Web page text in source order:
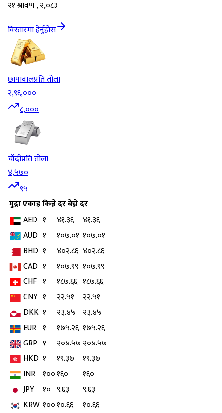
२१ श्रावण , २,०८३
विस्तारमा हेर्नुहोस
छापावालप्रति तोला
२,९६,०००
८,०००
चाँदीप्रति तोला
४,५७०
९५
मुद्राएकाइकिन्ने दरबेच्ने दर
AED १ ४१.३६
४१.३६
AUD १ १०७.०१ १०७.०१
BHD १ ४०२.८६ ४०२.८६
CAD १ १०७.९९ १०७.९९
CHF १ १८७.६६ १८७.६६
CNY १ २२.५१
२२.५१
DKK १ २३.४५
२३.४५
EUR १ १७५.२६ १७५.२६
GBP १ २०४.५७ २०४.५७
HKD १ १९.३७
१९.३७
INR १००१६०
१६०
JPY
१० ९.६३
९.६३
KRW १००१०.६६
१०.६६